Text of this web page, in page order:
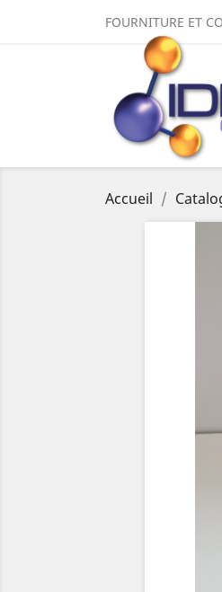
FOURNITURE ET
Accueil